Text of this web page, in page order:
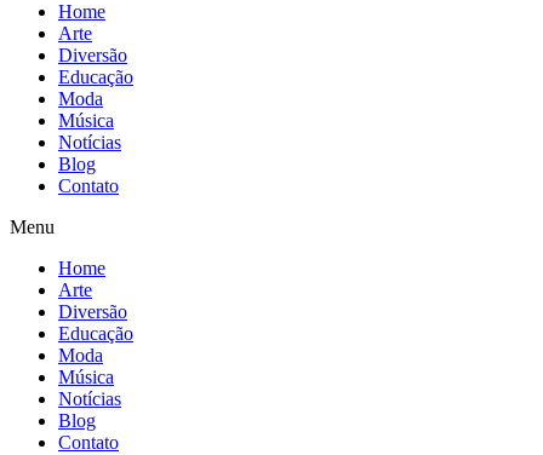
Home
Arte
Diversão
Educação
Moda
Música
Notícias
Blog
Contato
Menu
Home
Arte
Diversão
Educação
Moda
Música
Notícias
Blog
Contato